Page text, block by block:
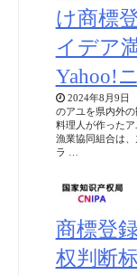
け商標
イデア
Yahoo!
2024年8月9日
のアユを県内外
料理人が作った
漁業協同組合は
ラ …
商標登
权判断